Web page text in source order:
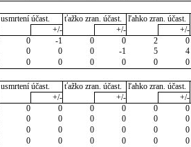
usmrtení účast. ťažko zran. účast. ľahko zran. účast.
+/- +/- +/-
0 -1 0 0 2 0
0 0 0 -1 5 4
0 0 0 0 0 0
usmrtení účast. ťažko zran. účast. ľahko zran. účast.
+/- +/- +/-
0 0 0 0 0 0
0 0 0 0 0 0
0 0 0 0 0 0
0 0 0 0 0 0